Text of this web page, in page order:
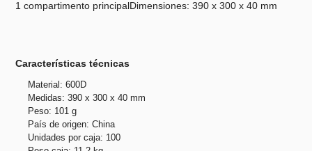
1 compartimento principalDimensiones: 390 x 300 x 40 mm
Características técnicas
Material: 600D
Medidas: 390 x 300 x 40 mm
Peso: 101 g
País de origen: China
Unidades por caja: 100